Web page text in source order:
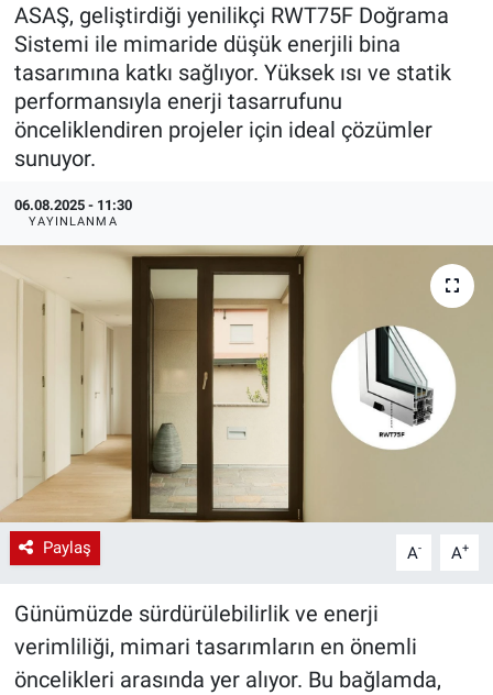
ASAŞ, geliştirdiği yenilikçi RWT75F Doğrama
Sistemi ile mimaride düşük enerjili bina
tasarımına katkı sağlıyor. Yüksek ısı ve statik
performansıyla enerji tasarrufunu
önceliklendiren projeler için ideal çözümler
sunuyor.
06.08.2025 - 11:30
YAYINLANMA
Paylaş A- A+
Günümüzde sürdürülebilirlik ve enerji
verimliliği, mimari tasarımların en önemli
öncelikleri arasında yer alıyor. Bu bağlamda,
EndüstriST
Enerjisini Üreten Fabrikalar
Endüstri 4.0 Uygulamaları
Ağır Sanayi Çözümleri